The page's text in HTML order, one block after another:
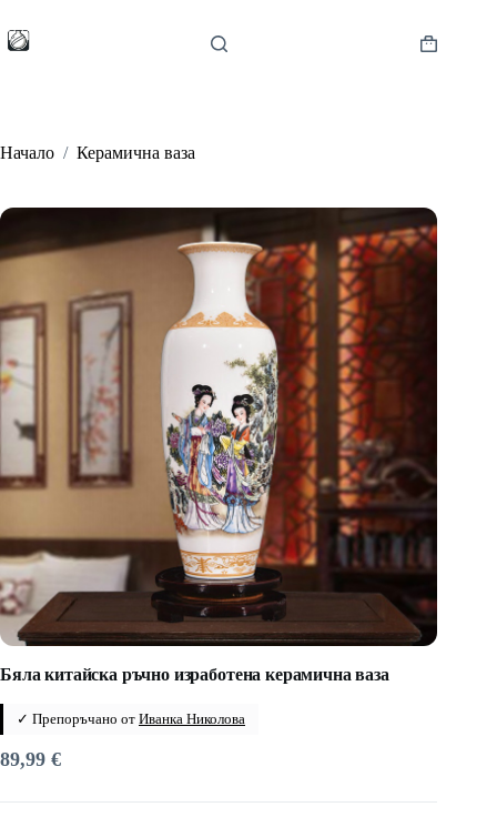
to
content
Shopping
Начало / Керамична ваза
Бяла китайска ръчно изработена керамична ваза
✓ Препоръчано от Иванка Николова
89,99 €